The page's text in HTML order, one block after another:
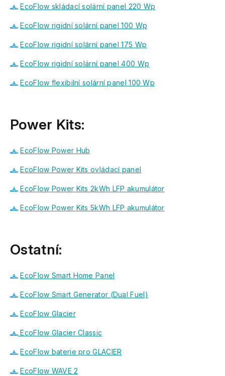
EcoFlow skládací solární panel 220 Wp
EcoFlow rigidní solární panel 100 Wp
EcoFlow rigidní solární panel 175 Wp
EcoFlow rigidní solární panel 400 Wp
EcoFlow flexibilní solární panel 100 Wp
Power Kits:
EcoFlow Power Hub
EcoFlow Power Kits ovládací panel
EcoFlow Power Kits 2kWh LFP akumulátor
EcoFlow Power Kits 5kWh LFP akumulátor
Ostatní:
EcoFlow Smart Home Panel
EcoFlow Smart Generator (Dual Fuel)
EcoFlow Glacier
EcoFlow Glacier Classic
EcoFlow baterie pro GLACIER
EcoFlow WAVE 2